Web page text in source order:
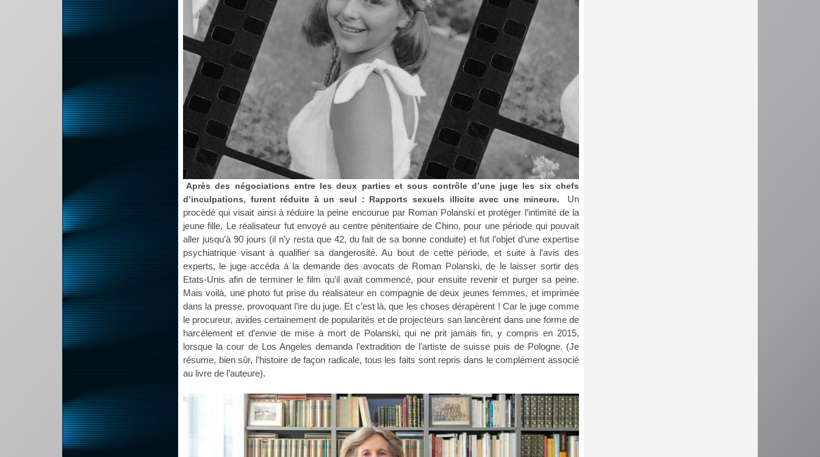
Après des négociations entre les deux parties et sous contrôle d’une juge les six chefs
d’inculpations, furent réduite à un seul : Rapports sexuels illicite avec une mineure.
Un
procédé qui visait ainsi à réduire la peine encourue par Roman Polanski et protéger l’intimité de la
jeune fille, Le réalisateur fut envoyé au centre pénitentiaire de Chino, pour une période qui pouvait
aller jusqu’à 90 jours (il n’y resta que 42, du fait de sa bonne conduite) et fut l’objet d’une expertise
psychiatrique visant à qualifier sa dangerosité. Au bout de cette période, et suite à l’avis des
experts, le juge accéda à la demande des avocats de Roman Polanski, de le laisser sortir des
Etats-Unis afin de terminer le film qu’il avait commencé, pour ensuite revenir et purger sa peine.
Mais voilà, une photo fut prise du réalisateur en compagnie de deux jeunes femmes, et imprimée
dans la presse, provoquant l’ire du juge. Et c’est là, que les choses dérapèrent ! Car le juge comme
le procureur, avides certainement de popularités et de projecteurs san lancèrent dans une forme de
harcèlement et d’envie de mise à mort de Polanski, qui ne prit jamais fin, y compris en 2015,
lorsque la cour de Los Angeles demanda l’extradition de l’artiste de suisse puis de Pologne. (Je
résume, bien sûr, l’histoire de façon radicale, tous les faits sont repris dans le complément associé
au livre de l’auteure).